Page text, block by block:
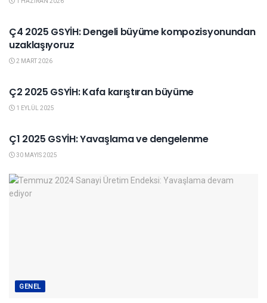
Ç4 2025 GSYİH: Dengeli büyüme kompozisyonundan
uzaklaşıyoruz
2 MART 2026
Ç2 2025 GSYİH: Kafa karıştıran büyüme
1 EYLÜL 2025
Ç1 2025 GSYİH: Yavaşlama ve dengelenme
30 MAYIS 2025
GENEL